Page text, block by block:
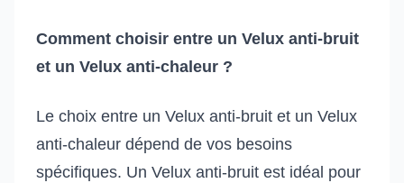
Comment choisir entre un Velux anti-bruit
et un Velux anti-chaleur ?
Le choix entre un Velux anti-bruit et un Velux
anti-chaleur dépend de vos besoins
spécifiques. Un Velux anti-bruit est idéal pour